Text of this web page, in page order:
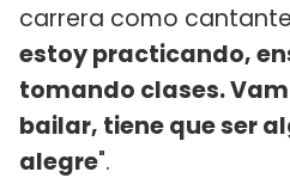
carrera como
estoy practicando,
tomando clases.
bailar, tiene que ser
alegre".